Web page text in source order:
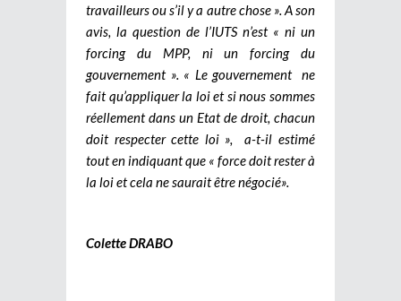
travailleurs ou s’il y a autre chose ». A son
avis, la question de l’IUTS n’est « ni un
forcing du MPP, ni un forcing du
gouvernement ». « Le gouvernement ne
fait qu’appliquer la loi et si nous sommes
réellement dans un Etat de droit, chacun
doit respecter cette loi », a-t-il estimé
tout en indiquant que « force doit rester à
la loi et cela ne saurait être négocié».
Colette DRABO